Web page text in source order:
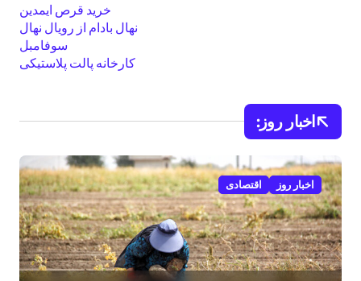
خرید قرص ایمدین
نهال بادام از رویال نهال
سوفامبل
کارخانه پالت پلاستیکی
اخبار روز:
اخبار روز اقتصادی